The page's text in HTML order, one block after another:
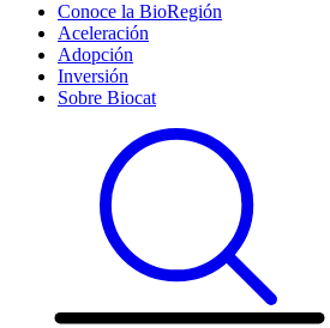
Conoce la BioRegión
Aceleración
Adopción
Inversión
Sobre Biocat